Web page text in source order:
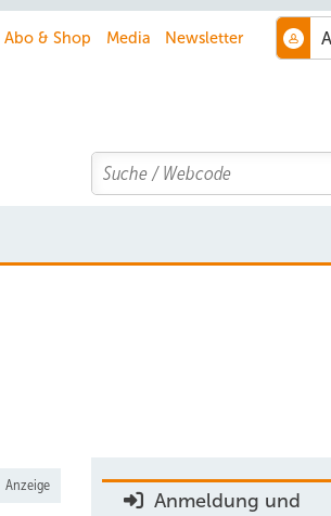
Abo & Shop Media Newsletter
Search
Anzeige
Anmeldung und